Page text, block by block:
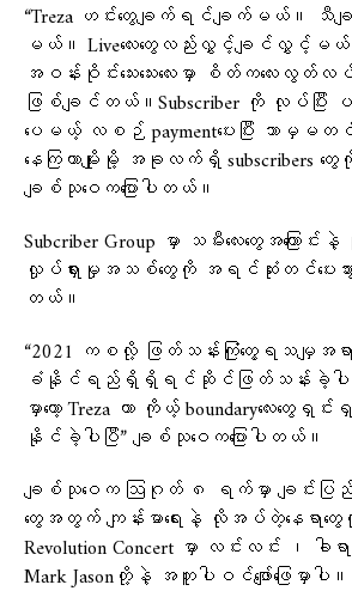
“Treza ဟင်းတွေချက်ရင်ချက်မယ်။ သီခ
မယ်။ Liveလေးတွေလည်းလွှင့်ချင်လွှင့်မ
အဝန်းဝိုင်းသေးသေးလေးမှာ စိတ်ကလေးလွတ်
ဖြစ်ချင်တယ်။Subscriber ကို လုပ်ပြီး
ပေမယ့် လစဉ် paymentပေးပြီး ဘာမှမတ
နေကြတာမျိုးမို့ အခုလက်ရှိ subscribers တွေကို
ချစ်သုဝေကပြောပါတယ်။
Subcriber Group မှာ သမီးလေးတွေအကြေ
လှုပ်ရှားမှုအသစ်တွေကို အရင်ဆုံးတင်ပေးသွ
တယ်။
“2021 ကစလို့ ဖြတ်သန်းကြုံတွေ့ရသမျှအ
ခံနိုင်ရည်ရှိရှိရင်ဆိုင်ဖြတ်သန်းခဲ့ပါ
မှာတော့ Treza ဟာ ကိုယ့် boundaryလေးတွေ
နိုင်ခဲ့ပါပြီ” ချစ်သုဝေကပြောပါတယ်။
ချစ်သုဝေက ဩဂုတ် ၈ ရက်မှာ ချင်းပြ
တွေအတွက် ကျန်းမာရေးနဲ့ လိုအပ်တဲ့နေရာတွ
Revolution Concert မှာ လင်းလင်း ၊ ခ
Mark Jasonတို့နဲ့ အတူပါဝင်ဖျော်ဖြေမှာပါ။